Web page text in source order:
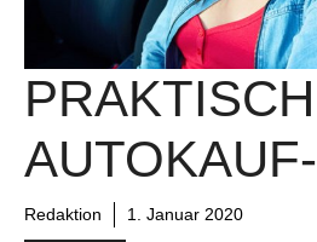
Redaktion 1. Januar 2020